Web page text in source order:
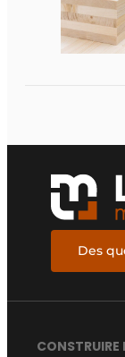
Des
CONSTRUIRE